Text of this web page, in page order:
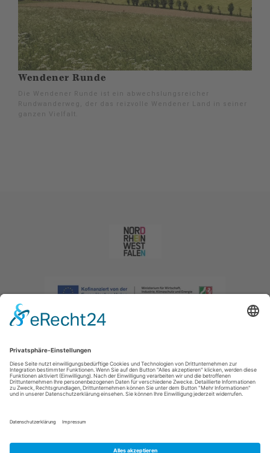
Wendener Runde
Die Wendener Runde ist ein abwechslungsreicher
Rundwanderweg, der das reizvolle Wendener Land in seiner
ganzen Vielfalt.
Impressum|Datenschutzerklärung|Barrierefreiheitserklärung